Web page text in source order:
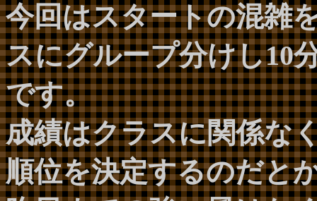
今回はスタートの混雑
スにグループ分けし10
です。
成績はクラスに関係な
順位を決定するのだと